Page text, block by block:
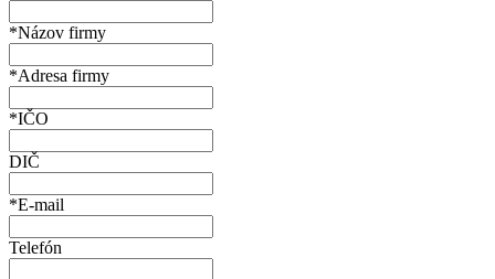
*Názov firmy
*Adresa firmy
*IČO
DIČ
*E-mail
Telefón